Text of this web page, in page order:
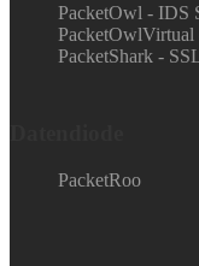
PacketOwl - IDS
PacketShark -
PacketRoo